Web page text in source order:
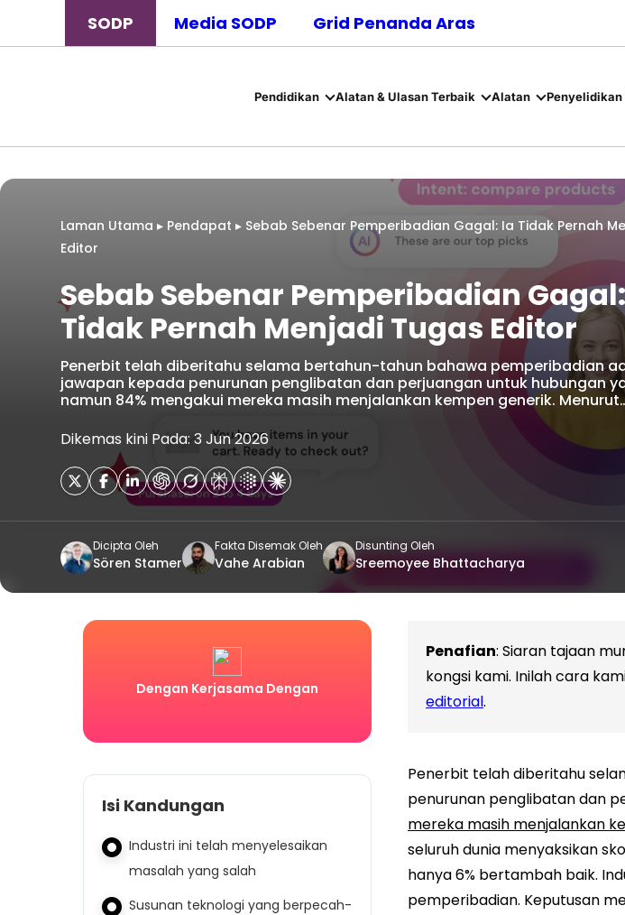
SODP Media SODP Grid Penanda Aras
Pendidikan Alatan & Ulasan Terbaik Alatan Penyelidikan
Laman Utama ▸ Pendapat ▸ Sebab Sebenar Pemperibadian Gagal: Ia Tidak Pernah
Editor
Sebab Sebenar Pemperibadian
Tidak Pernah Menjadi Tugas Editor
Penerbit telah diberitahu selama bertahun-tahun bahawa pemperibadian
jawapan kepada penurunan penglibatan dan perjuangan untuk hubungan
namun 84% mengakui mereka masih menjalankan kempen generik.
Dikemas kini Pada: 3 Jun 2026
Dicipta Oleh
Sören Stamer
Fakta Disemak Oleh
Vahe Arabian
Disunting Oleh
Sreemoyee Bhattacharya
Dengan Kerjasama Dengan
Isi Kandungan
Industri ini telah menyelesaikan
masalah yang salah
Susunan teknologi yang berpecah-
Penafian: Siaran tajaan
kongsi kami. Inilah cara
editorial.
Penerbit telah diberitahu
penurunan penglibatan dan
mereka masih menjalankan
seluruh dunia menyaksikan
hanya 6% bertambah baik.
pemperibadian. Keputusan